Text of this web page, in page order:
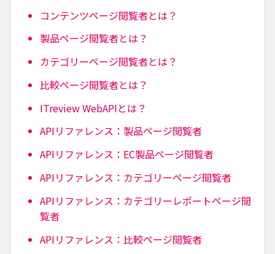
コンテンツページ閲覧者とは？
製品ページ閲覧者とは？
カテゴリーページ閲覧者とは？
比較ページ閲覧者とは？
ITreview WebAPIとは？
APIリファレンス：製品ページ閲覧者
APIリファレンス：EC製品ページ閲覧者
APIリファレンス：カテゴリーページ閲覧者
APIリファレンス：カテゴリーレポートページ閲
覧者
APIリファレンス：比較ページ閲覧者